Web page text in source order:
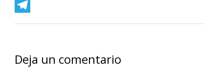
Messenger
Deja un comentario